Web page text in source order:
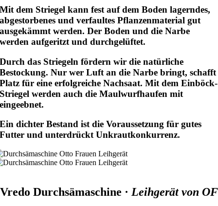
Mit dem Striegel kann fest auf dem Boden lagerndes,
abgestorbenes und verfaultes Pflanzenmaterial gut
ausgekämmt werden. Der Boden und die Narbe
werden aufgeritzt und durchgelüftet.
Durch das Striegeln fördern wir die natürliche
Bestockung. Nur wer Luft an die Narbe bringt, schafft
Platz für eine erfolgreiche Nachsaat. Mit demEinböck-
Striegel werden auch die Maulwurfhaufen mit
eingeebnet.
Ein dichter Bestand ist die Voraussetzung für gutes
Futter und unterdrückt Unkrautkonkurrenz.
Vredo Durchsämaschine · Leihgerät von OF